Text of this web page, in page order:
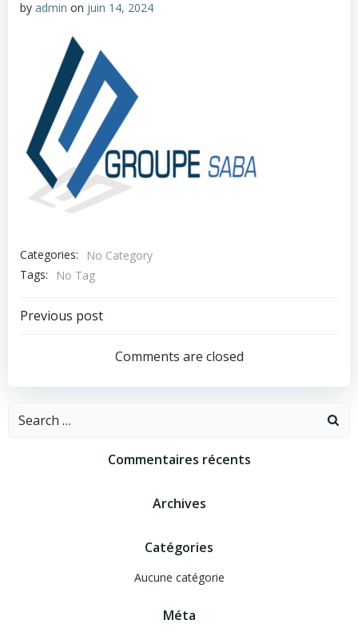
by admin on juin 14, 2024
Categories:
No Category
Tags:
No Tag
Navigation
l’article
Previous post
Comments are closed
Search
Commentaires récents
Archives
Catégories
Aucune catégorie
Méta